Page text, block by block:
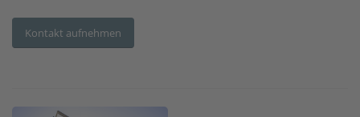
Kontakt aufnehmen